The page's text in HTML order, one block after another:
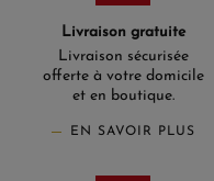
Livraison gratuite
Livraison sécurisée
offerte à votre domicile
et en boutique.
EN SAVOIR PLUS